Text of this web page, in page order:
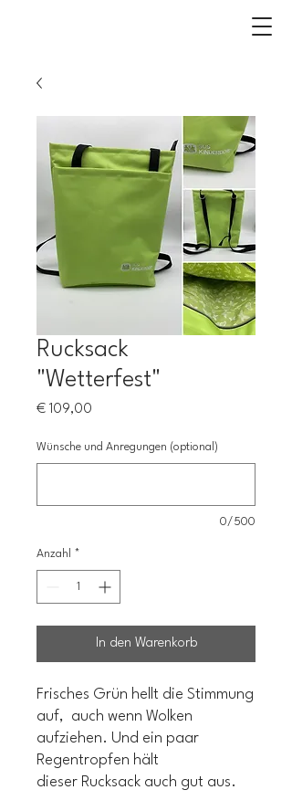
Rucksack
"Wetterfest"
€ 109,00
Wünsche und Anregungen (optional)
0/500
Anzahl *
In den Warenkorb
Frisches Grün hellt die Stimmung
auf, auch wenn Wolken
aufziehen. Und ein paar
Regentropfen hält
dieser Rucksack auch gut aus.